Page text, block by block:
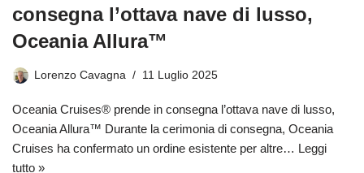
consegna l’ottava nave di lusso,
Oceania Allura™
Lorenzo Cavagna 11 Luglio 2025
Oceania Cruises® prende in consegna l’ottava nave di lusso,
Oceania Allura™ Durante la cerimonia di consegna, Oceania
Cruises ha confermato un ordine esistente per altre… Leggi
tutto »